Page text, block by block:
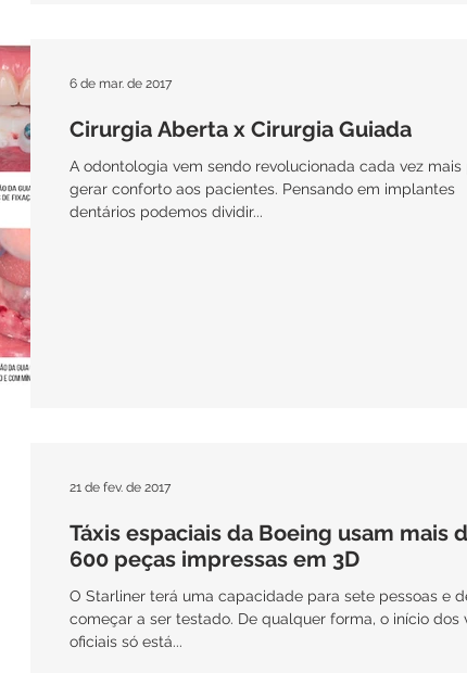
Cirurgia Aberta x Cirurgia Guiada
A odontologia vem sendo revolucionada cada vez mais
gerar conforto aos pacientes. Pensando em implantes
dentários podemos dividir...
6 de mar. de 2017
Táxis espaciais da Boeing usam mais
600 peças impressas em 3D
O Starliner terá uma capacidade para sete pessoas e
começar a ser testado. De qualquer forma, o início dos
oficiais só está...
21 de fev. de 2017